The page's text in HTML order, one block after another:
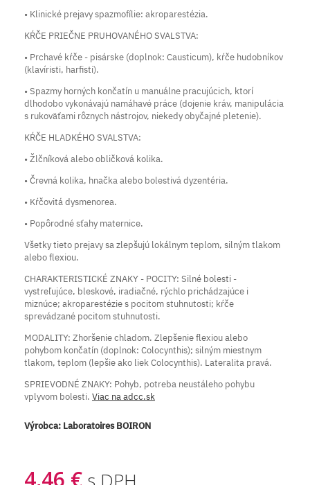
• Klinické prejavy spazmofílie: akroparestézia.
KŔČE PRIEČNE PRUHOVANÉHO SVALSTVA:
• Prchavé kŕče - pisárske (doplnok: Causticum), kŕče hudobníkov
(klavíristi, harfisti).
• Spazmy horných končatín u manuálne pracujúcich, ktorí
dlhodobo vykonávajú namáhavé práce (dojenie kráv, manipulácia
s rukoväťami rôznych nástrojov, niekedy obyčajné pletenie).
KŔČE HLADKÉHO SVALSTVA:
• Žlčníková alebo obličková kolika.
• Črevná kolika, hnačka alebo bolestivá dyzentéria.
• Kŕčovitá dysmenorea.
• Popôrodné sťahy maternice.
Všetky tieto prejavy sa zlepšujú lokálnym teplom, silným tlakom
alebo flexiou.
CHARAKTERISTICKÉ ZNAKY - POCITY: Silné bolesti -
vystreľujúce, bleskové, iradiačné, rýchlo prichádzajúce i
miznúce; akroparestézie s pocitom stuhnutosti; kŕče
sprevádzané pocitom stuhnutosti.
MODALITY: Zhoršenie chladom. Zlepšenie flexiou alebo
pohybom končatín (doplnok: Colocynthis); silným miestnym
tlakom, teplom (lepšie ako liek Colocynthis). Lateralita pravá.
SPRIEVODNÉ ZNAKY: Pohyb, potreba neustáleho pohybu
vplyvom bolesti. Viac na adcc.sk
Výrobca: Laboratoires BOIRON
4,46 €